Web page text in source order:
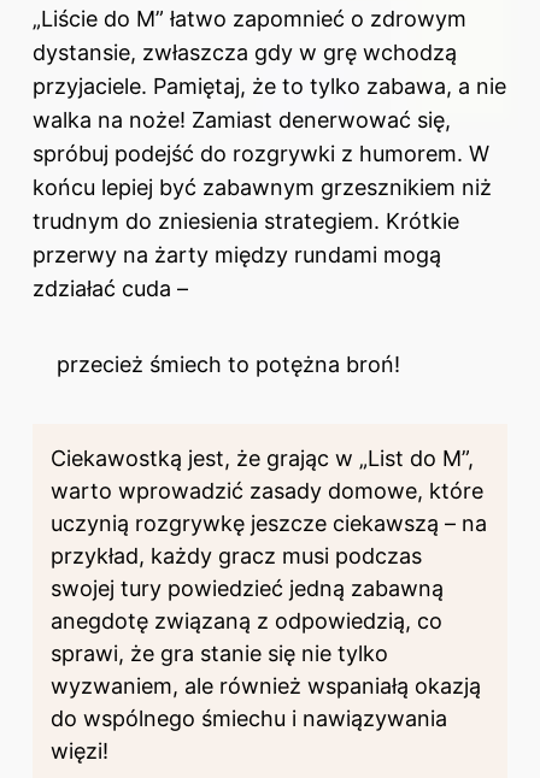
„Liście do M” łatwo zapomnieć o zdrowym
dystansie, zwłaszcza gdy w grę wchodzą
przyjaciele. Pamiętaj, że to tylko zabawa, a nie
walka na noże! Zamiast denerwować się,
spróbuj podejść do rozgrywki z humorem. W
końcu lepiej być zabawnym grzesznikiem niż
trudnym do zniesienia strategiem. Krótkie
przerwy na żarty między rundami mogą
zdziałać cuda –
przecież śmiech to potężna broń!
Ciekawostką jest, że grając w „List do M”,
warto wprowadzić zasady domowe, które
uczynią rozgrywkę jeszcze ciekawszą – na
przykład, każdy gracz musi podczas
swojej tury powiedzieć jedną zabawną
anegdotę związaną z odpowiedzią, co
sprawi, że gra stanie się nie tylko
wyzwaniem, ale również wspaniałą okazją
do wspólnego śmiechu i nawiązywania
więzi!